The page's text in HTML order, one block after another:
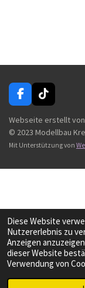
Diese Website
Nutzererlebnis zu
Anzeigen
dieser Website
Verwendung von
F
a
c
e
b
o
k
T
i
k
T
o
k
Webseite erstellt
© 2023 Modellbau
Mit Unterstützung von